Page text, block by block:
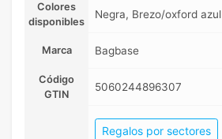
Colores
disponibles
Negra, Brezo/oxford azul
Marca Bagbase
Código
GTIN
5060244896307
Regalos por sectores